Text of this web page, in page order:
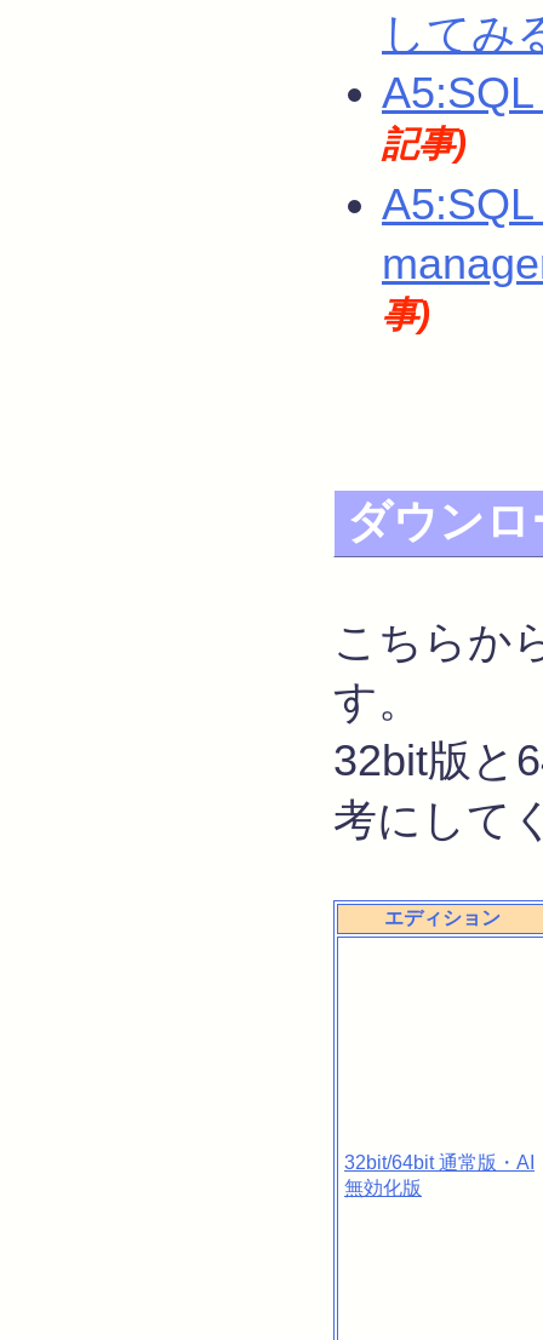
してみ
記事)
事)
ダウン
こちらか
す。
32bit版と
考にして
エディション
32bit/64bit 通常版・AI
無効化版